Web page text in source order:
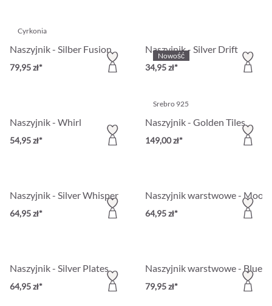
Cyrkonia
Naszyjnik - Silber Fusion
79,95 zł*
Nowość
Naszyjnik - Silver Drift
34,95 zł*
Naszyjnik - Whirl
54,95 zł*
Srebro 925
Naszyjnik - Golden Tiles
149,00 zł*
Naszyjnik - Silver Whisper
64,95 zł*
Naszyjnik warstwowe -
64,95 zł*
Naszyjnik - Silver Plates
64,95 zł*
Naszyjnik warstwowe - Blue
79,95 zł*